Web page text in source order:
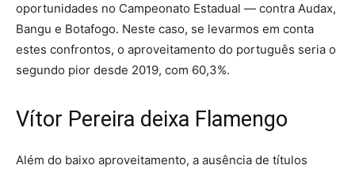
oportunidades no Campeonato Estadual — contra Audax,
Bangu e Botafogo. Neste caso, se levarmos em conta
estes confrontos, o aproveitamento do português seria o
segundo pior desde 2019, com 60,3%.
Vítor Pereira deixa Flamengo
Além do baixo aproveitamento, a ausência de títulos